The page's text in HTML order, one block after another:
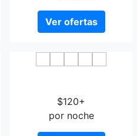
Ver ofertas
$120+
por noche